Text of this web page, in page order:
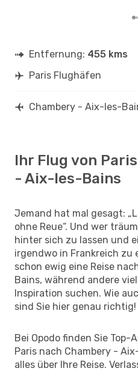
Entfernung: 455 kms
Paris Flughäfen
Chambery - Aix-les-
Ihr Flug von
- Aix-les-Bains
Jemand hat mal gesagt:
ohne Reue“. Und wer
hinter sich zu lassen und
irgendwo in Frankreich zu
schon ewig eine Reise
Bains, während andere
Inspiration suchen. Wie
sind Sie hier genau richtig!
Bei Opodo finden Sie
Paris nach Chambery -
alles über Ihre Reise.